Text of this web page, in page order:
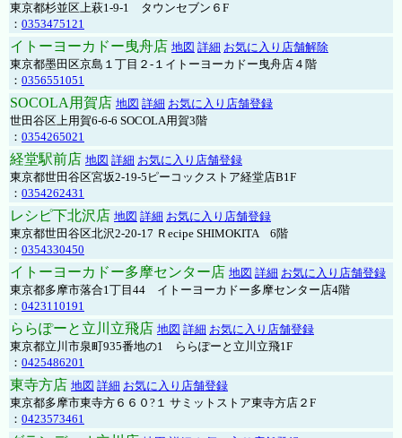
東京都杉並区上萩1-9-1 タウンセブン６F
： 0353475121
イトーヨーカドー曳舟店 地図 詳細 お気に入り店舗解除
東京都墨田区京島１丁目２-１イトーヨーカドー曳舟店４階
： 0356551051
SOCOLA用賀店 地図 詳細 お気に入り店舗登録
世田谷区上用賀6-6-6 SOCOLA用賀3階
： 0354265021
経堂駅前店 地図 詳細 お気に入り店舗登録
東京都世田谷区宮坂2-19-5ピーコックストア経堂店B1F
： 0354262431
レシピ下北沢店 地図 詳細 お気に入り店舗登録
東京都世田谷区北沢2-20-17 Ｒecipe SHIMOKITA 6階
： 0354330450
イトーヨーカドー多摩センター店 地図 詳細 お気に入り店舗登録
東京都多摩市落合1丁目44 イトーヨーカドー多摩センター店4階
： 0423110191
ららぽーと立川立飛店 地図 詳細 お気に入り店舗登録
東京都立川市泉町935番地の1 ららぽーと立川立飛1F
： 0425486201
東寺方店 地図 詳細 お気に入り店舗登録
東京都多摩市東寺方６６０?１ サミットストア東寺方店２F
： 0423573461